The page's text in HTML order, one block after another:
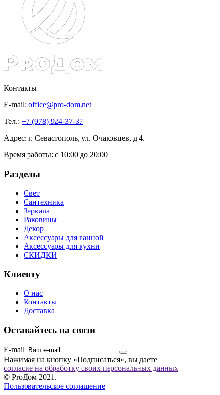
Контакты
E-mail: office@pro-dom.net
Тел.: +7 (978) 924-37-37
Адрес: г. Севастополь, ул. Очаковцев, д.4.
Время работы: с 10:00 до 20:00
Разделы
Свет
Сантехника
Зеркала
Раковины
Декор
Аксессуары для ванной
Аксессуары для кухни
СКИДКИ
Клиенту
О нас
Контакты
Доставка
Оставайтесь на связи
E-mail
Нажимая на кнопку «Подписаться», вы даете
согласие на обработку своих персональных данных
© ProДом 2021.
Пользовательское соглашение